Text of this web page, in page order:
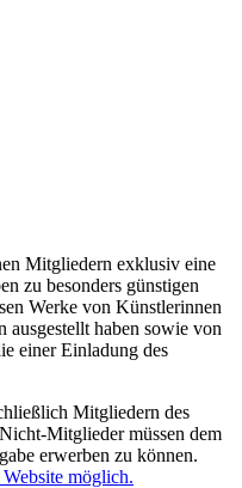
Mitgliedern exklusiv eine
zu besonders günstigen
Werke von Künstlerinnen
ausgestellt haben sowie von
einer Einladung des
Mitgliedern des
Mitglieder müssen dem
erwerben zu können.
möglich.